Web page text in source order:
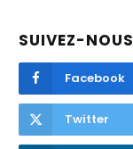
SUIVEZ-NOUS
Facebook
Twitter